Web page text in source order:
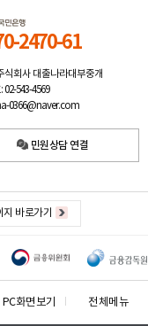
2470-61
식회사 대출나라대부중개
02-543-4569
0366@naver.com
민원상담 연결
지 바로가기
PC화면보기 전체메뉴